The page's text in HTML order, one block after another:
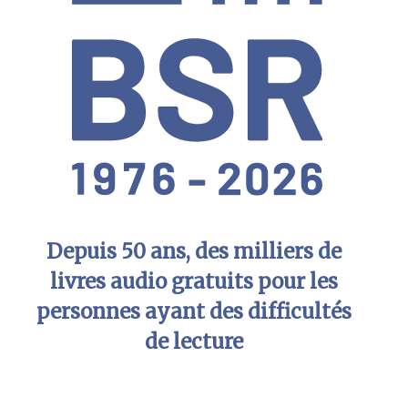
Depuis 50 ans, des milliers de
livres audio gratuits pour les
personnes ayant des difficultés
de lecture